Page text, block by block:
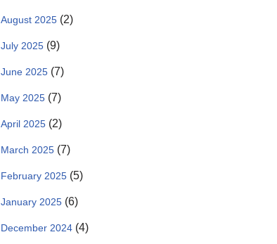
August 2025 (2)
July 2025 (9)
June 2025 (7)
May 2025 (7)
April 2025 (2)
March 2025 (7)
February 2025 (5)
January 2025 (6)
December 2024 (4)